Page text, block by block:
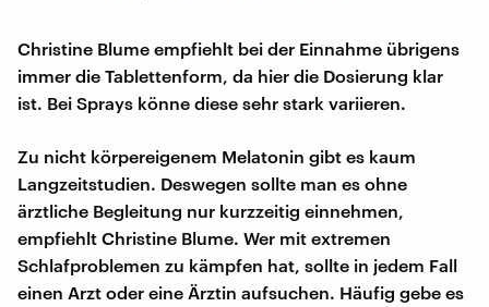
Christine Blume empfiehlt bei der Einnahme übrigens
immer die Tablettenform, da hier die Dosierung klar
ist. Bei Sprays könne diese sehr stark variieren.
Zu nicht körpereigenem Melatonin gibt es kaum
Langzeitstudien. Deswegen sollte man es ohne
ärztliche Begleitung nur kurzzeitig einnehmen,
empfiehlt Christine Blume. Wer mit extremen
Schlafproblemen zu kämpfen hat, sollte in jedem Fall
einen Arzt oder eine Ärztin aufsuchen. Häufig gebe es